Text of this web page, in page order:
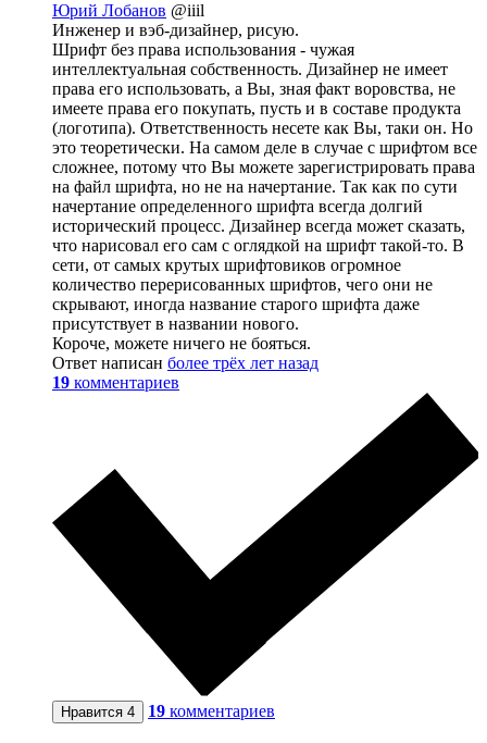
Юрий Лобанов @iiil
Инженер и вэб-дизайнер, рисую.
Шрифт без права использования - чужая
интеллектуальная собственность. Дизайнер не имеет
права его использовать, а Вы, зная факт воровства, не
имеете права его покупать, пусть и в составе продукта
(логотипа). Ответственность несете как Вы, таки он. Но
это теоретически. На самом деле в случае с шрифтом все
сложнее, потому что Вы можете зарегистрировать права
на файл шрифта, но не на начертание. Так как по сути
начертание определенного шрифта всегда долгий
исторический процесс. Дизайнер всегда может сказать,
что нарисовал его сам с оглядкой на шрифт такой-то. В
сети, от самых крутых шрифтовиков огромное
количество перерисованных шрифтов, чего они не
скрывают, иногда название старого шрифта даже
присутствует в названии нового.
Короче, можете ничего не бояться.
Ответ написан более трёх лет назад
19 комментариев
Нравится 4 19 комментариев